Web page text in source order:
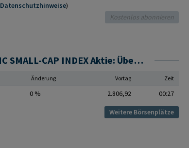
Datenschutzhinweise)
DJ ISLAMIC MKT ASIA/PACIFIC SMALL-CAP INDEX Aktie: Übersicht Handelsplätze
Änderung Vortag Zeit
0 % 2.806,92 00:27
Weitere Börsenplätze